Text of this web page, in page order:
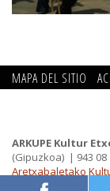
MAPA DEL SITIO
ARKUPE Kultur
(Gipuzkoa) | 943
Aretxabaletako
Horario:
De lunes